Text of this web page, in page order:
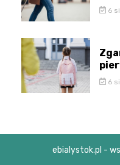
6
6
ebialystok.pl -